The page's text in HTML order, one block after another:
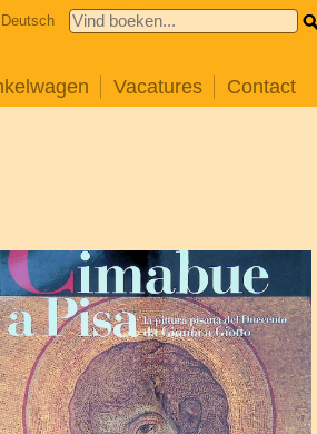
Deutsch
Vacatures Contact